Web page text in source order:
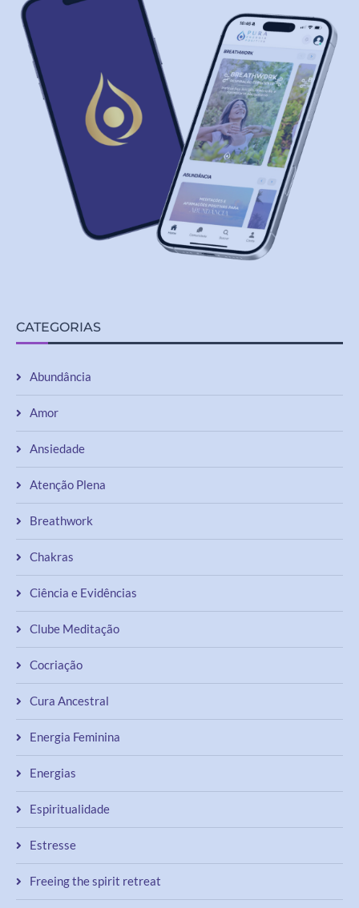
CATEGORIAS
Abundância
Amor
Ansiedade
Atenção Plena
Breathwork
Chakras
Ciência e Evidências
Clube Meditação
Cocriação
Cura Ancestral
Energia Feminina
Energias
Espiritualidade
Estresse
Freeing the spirit retreat